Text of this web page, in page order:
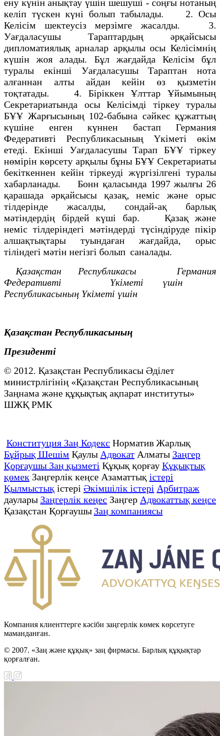
ену күнін анықтау үшін шешуші - соңғы нотаның
келіп түскен күні болып табылады. 2. Осы
Келісім шектеусіз мерзімге жасалды. 3.
Уағдаласушы Тараптардың әрқайсысы
дипломатиялық арналар арқылы осы Келісімнің
күшін жоя алады. Бұл жағдайда Келісім бұл
туралы екінші Уағдаласушы Тараптан нота
алғаннан алты айдан кейін өз қызметін
тоқтатады. 4. Біріккен Ұлттар Ұйымының
Секретариатында осы Келісімді тіркеу туралы
БҰҰ Жарғысының 102-бабына сәйкес құжаттың
күшіне енген күннен бастап Германия
Федеративті Республикасының Үкіметі өкім
етеді. Екінші Уағдаласушы Тарап БҰҰ тіркеу
нөмірін көрсету арқылы бұны БҰҰ Секретариаты
бекіткеннен кейін тіркеуді жүргізілгені туралы
хабарланады. Бонн қаласында 1997 жылғы 26
қарашада әрқайсысы қазақ, неміс және орыс
тілдерінде жасалды, сондай-ақ барлық
мәтіндердің бірдей күші бар. Қазақ және
неміс тілдеріндегі мәтіндерді түсіндіруде пікір
алшақтықтары туындаған жағдайда, орыс
тіліндегі мәтін негізгі болып саналады.
Қазақстан Республикасы Германия
Федеративті
Үкіметі үшін
Республикасының Үкіметі үшін
Қазақстан Республикасының
Президенті
© 2012. Қазақстан Республикасы Әділет
министрлігінің «Қазақстан Республикасының
Заңнама және құқықтық ақпарат институты»
ШЖҚ РМК
Конституция Заң Кодекс Норматив Жарлық
Бұйрық Шешім Қаулы Адвокат Алматы Заңгер
Қорғаушы Заң қызметі Құқық қорғау Құқықтық
қөмек Заңгерлік кеңсе Азаматтық істері
Қылмыстық істері Әкімшілік істері Арбитраж
даулары Заңгерлік кеңес Заңгер Адвокаттық кеңсе
Қазақстан Қорғаушы Заң компаниясы
Компания клиенттерге кәсіби заңгерлік көмек көрсетуге
маманданған.
© 2007. «Заң және құқық» заң фирмасы. Барлық құқықтар
қорғалған.